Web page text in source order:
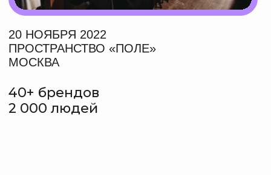
ФестивальBÜRO МАРКЕТ FEST
31 июля 2025
Сноб